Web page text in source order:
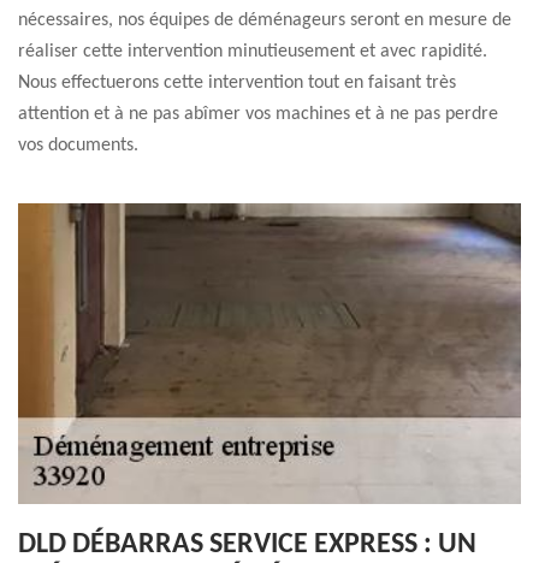
nécessaires, nos équipes de déménageurs seront en mesure de
réaliser cette intervention minutieusement et avec rapidité.
Nous effectuerons cette intervention tout en faisant très
attention et à ne pas abîmer vos machines et à ne pas perdre
vos documents.
DLD DÉBARRAS SERVICE EXPRESS : UN